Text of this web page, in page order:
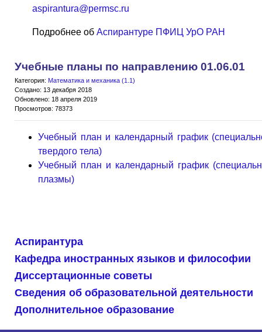
aspirantura@permsc.ru
Подробнее об Аспирантуре ПФИЦ УрО РАН
Учебные планы по направлению 01.06.01
Категория: Математика и механика (1.1)
Создано: 13 декабря 2018
Обновлено: 18 апреля 2019
Просмотров: 78373
Учебный план и календарный график
твердого тела)
Учебный план и календарный график
плазмы)
Аспирантура
Кафедра иностранных языков и философии
Диссертационные советы
Сведения об образовательной деятельности
Дополнительное образование